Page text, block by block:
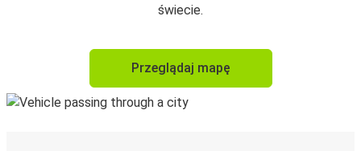
świecie.
Przeglądaj mapę